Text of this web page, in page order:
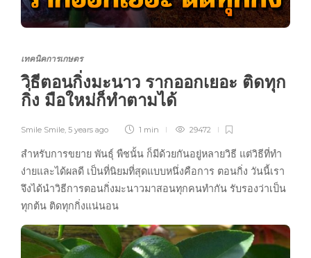
เทคนิคการเกษตร
วิธีตอนกิ่งมะนาว รากออกเยอะ ติดทุก
กิ่ง มือใหม่ก็ทำตามได้
Smile Smile 5 years ago 1 min 29472
สำหรับการขยาย พันธุ์ พืชนั้น ก็มีด้วยกันอยู่หลายวิธี แต่วิธีที่ทำ
ง่ายและได้ผลดี เป็นที่นิยมที่สุดแบบหนึ่งคือการ ตอนกิ่ง วันนี้เรา
จึงได้นำวิธีการตอนกิ่งมะนาวมาสอนทุกคนทำกัน รับรองว่าเป็น
ทุกต้น ติดทุกกิ่งแน่นอน